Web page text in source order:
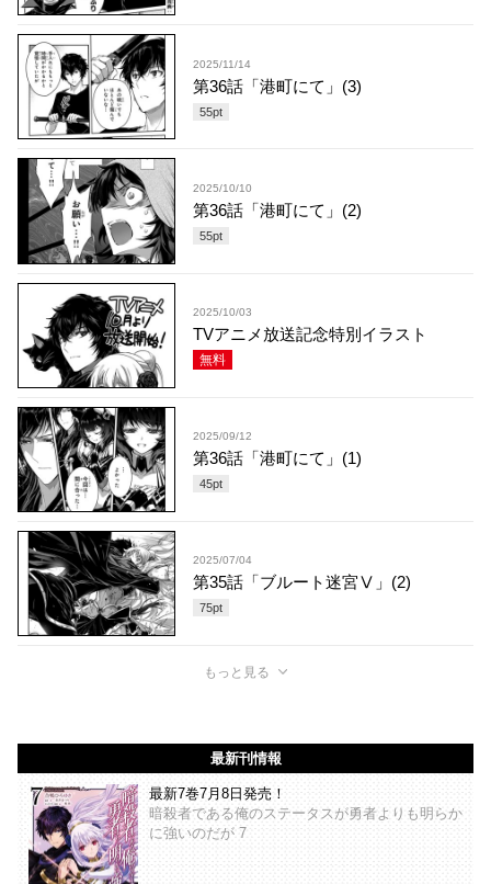
2025/11/14
第36話「港町にて」(3)
55pt
2025/10/10
第36話「港町にて」(2)
55pt
2025/10/03
TVアニメ放送記念特別イラスト
無料
2025/09/12
第36話「港町にて」(1)
45pt
2025/07/04
第35話「ブルート迷宮Ⅴ」(2)
75pt
もっと見る
最新刊情報
最新7巻7月8日発売！
暗殺者である俺のステータスが勇者よりも明らか
に強いのだが 7